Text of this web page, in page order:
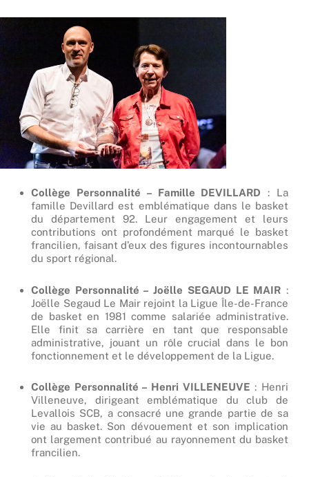
Collège Personnalité – Famille DEVILLARD : La
famille Devillard est emblématique dans le basket
du département 92. Leur engagement et leurs
contributions ont profondément marqué le basket
francilien, faisant d’eux des figures incontournables
du sport régional.
Collège Personnalité – Joëlle SEGAUD LE MAIR :
Joëlle Segaud Le Mair rejoint la Ligue Île-de-France
de basket en 1981 comme salariée administrative.
Elle finit sa carrière en tant que responsable
administrative, jouant un rôle crucial dans le bon
fonctionnement et le développement de la Ligue.
Collège Personnalité – Henri VILLENEUVE : Henri
Villeneuve, dirigeant emblématique du club de
Levallois SCB, a consacré une grande partie de sa
vie au basket. Son dévouement et son implication
ont largement contribué au rayonnement du basket
francilien.